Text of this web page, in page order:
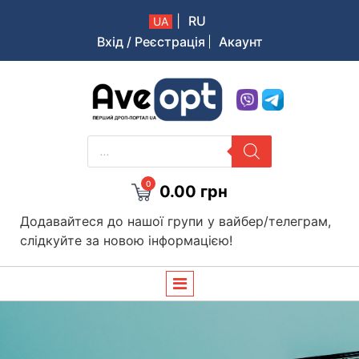
UA
RU
Вхід / Реєстрація
Акаунт
Aveopt – оптова дропшипінг платформа в Україні
PRODUCTS
SEARCH
0 0.00 грн
Додавайтеся до нашої групи у вайбер/телеграм,
слідкуйте за новою інформацією!